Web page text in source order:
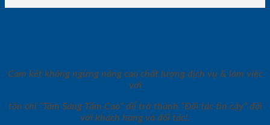
Cam kết không ngừng nâng cao chất lượng dịch vụ & làm việc
với
tôn chỉ “Tâm Sáng Tầm Cao” để trở thành “Đối tác tin cậy” đối
với khách hàng và đối tác!.